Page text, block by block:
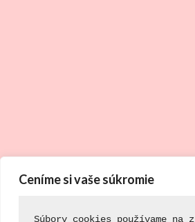
Ceníme si vaše súkromie
Súbory cookies používame na